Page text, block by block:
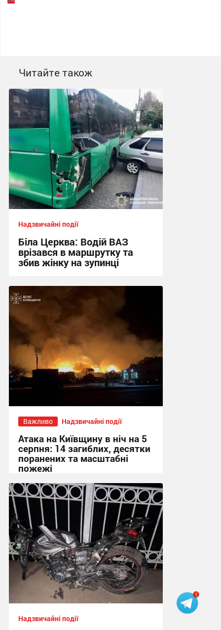
Читайте також
Надзвичайні події
Біла Церква: Водій ВАЗ
врізався в маршрутку та
збив жінку на зупинці
12:13 вчора
Важливо Надзвичайні події
Атака на Київщину в ніч на 5
серпня: 14 загиблих, десятки
поранених та масштабні
пожежі
08:41, 5.08.2026
Надзвичайні події